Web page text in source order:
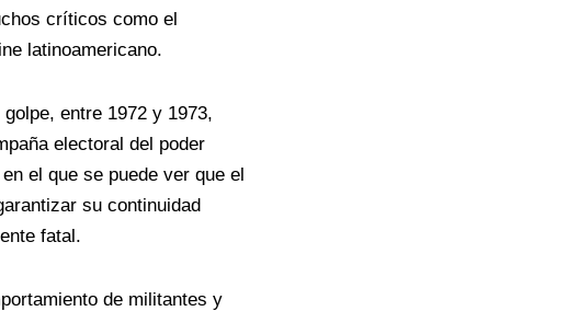
críticos como el
latinoamericano.
entre 1972 y 1973,
electoral del poder
el que se puede ver que el
su continuidad
fatal.
de militantes y